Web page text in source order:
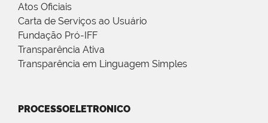
Atos Oficiais
Carta de Serviços ao Usuário
Fundação Pró-IFF
Transparência Ativa
Transparência em Linguagem Simples
PROCESSOELETRONICO